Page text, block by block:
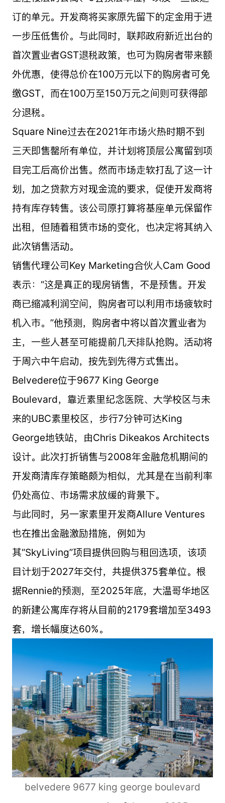
订的单元。开发商将买家原先留下的定金用于进
一步压低售价。与此同时，联邦政府新近出台的
首次置业者GST退税政策，也可为购房者带来额
外优惠，使得总价在100万元以下的购房者可免
缴GST，而在100万至150万元之间则可获得部
分退税。
Square Nine过去在2021年市场火热时期不到
三天即售罄所有单位，并计划将顶层公寓留到项
目完工后高价出售。然而市场走软打乱了这一计
划，加之贷款方对现金流的要求，促使开发商将
持有库存转售。该公司原打算将基座单元保留作
出租，但随着租赁市场的变化，也决定将其纳入
此次销售活动。
销售代理公司Key Marketing合伙人Cam Good
表示：“这是真正的现房销售，不是预售。开发
商已缩减利润空间，购房者可以利用市场疲软时
机入市。”他预测，购房者中将以首次置业者为
主，一些人甚至可能提前几天排队抢购。活动将
于周六中午启动，按先到先得方式售出。
Belvedere位于9677 King George
Boulevard，靠近素里纪念医院、大学校区与未
来的UBC素里校区，步行7分钟可达King
George地铁站，由Chris Dikeakos Architects
设计。此次打折销售与2008年金融危机期间的
开发商清库存策略颇为相似，尤其是在当前利率
仍处高位、市场需求放缓的背景下。
与此同时，另一家素里开发商Allure Ventures
也在推出金融激励措施，例如为
其“SkyLiving”项目提供回购与租回选项，该项
目计划于2027年交付，共提供375套单位。根
据Rennie的预测，至2025年底，大温哥华地区
的新建公寓库存将从目前的2179套增加至3493
套，增长幅度达60%。
belvedere 9677 king george boulevard